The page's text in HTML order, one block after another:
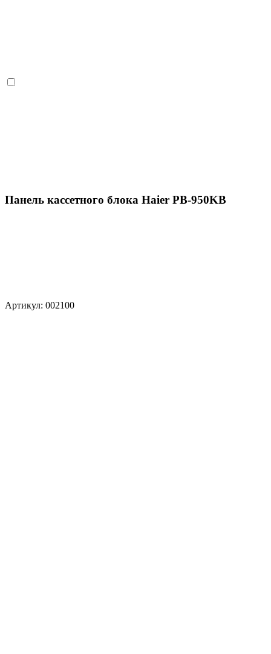
Панель кассетного блока Haier PB-950KB
Артикул: 002100